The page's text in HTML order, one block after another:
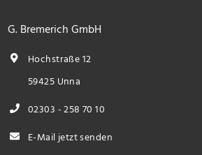
G. Bremerich GmbH
Hochstraße 12
59425 Unna
02303 - 258 70 10
E-Mail jetzt senden